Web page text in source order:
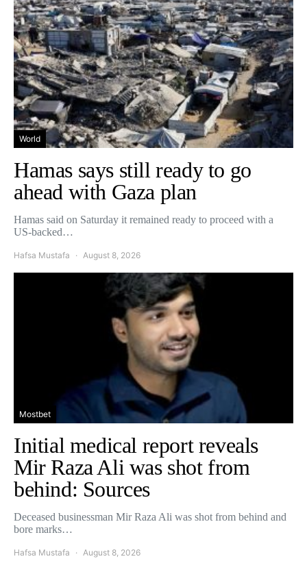
World
Hamas says still ready to go
ahead with Gaza plan
Hamas said on Saturday it remained ready to proceed with a
US-backed…
Hafsa Mustafa August 8, 2026
Mostbet
Initial medical report reveals
Mir Raza Ali was shot from
behind: Sources
Deceased businessman Mir Raza Ali was shot from behind and
bore marks…
Hafsa Mustafa August 8, 2026